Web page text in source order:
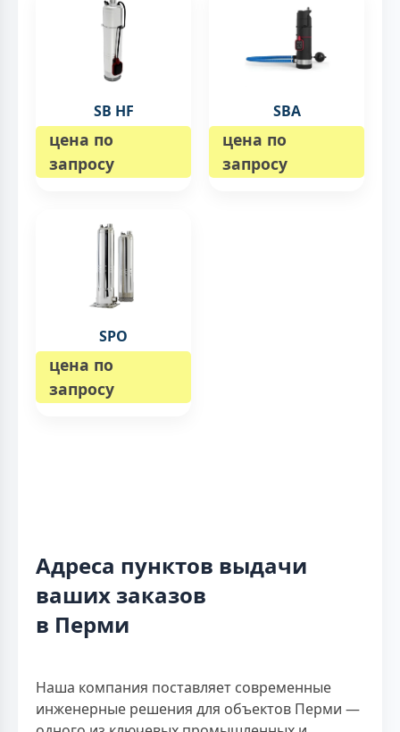
SB HF
цена по
запросу
SBA
цена по
запросу
SPO
цена по
запросу
Адреса пунктов выдачи
ваших заказов
в Перми
Наша компания поставляет современные
инженерные решения для объектов Перми —